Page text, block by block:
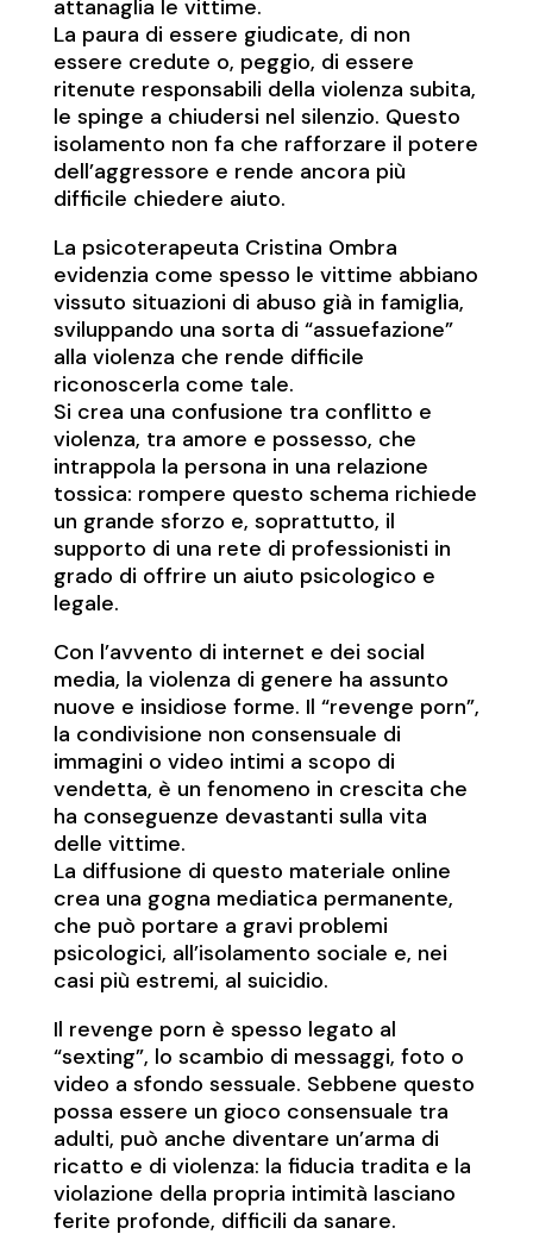
attanaglia le vittime.
La paura di essere giudicate, di non
essere credute o, peggio, di essere
ritenute responsabili della violenza subita,
le spinge a chiudersi nel silenzio. Questo
isolamento non fa che rafforzare il potere
dell’aggressore e rende ancora più
difficile chiedere aiuto.
La psicoterapeuta Cristina Ombra
evidenzia come spesso le vittime abbiano
vissuto situazioni di abuso già in famiglia,
sviluppando una sorta di “assuefazione”
alla violenza che rende difficile
riconoscerla come tale.
Si crea una confusione tra conflitto e
violenza, tra amore e possesso, che
intrappola la persona in una relazione
tossica: rompere questo schema richiede
un grande sforzo e, soprattutto, il
supporto di una rete di professionisti in
grado di offrire un aiuto psicologico e
legale.
Con l’avvento di internet e dei social
media, la violenza di genere ha assunto
nuove e insidiose forme. Il “revenge porn”,
la condivisione non consensuale di
immagini o video intimi a scopo di
vendetta, è un fenomeno in crescita che
ha conseguenze devastanti sulla vita
delle vittime.
La diffusione di questo materiale online
crea una gogna mediatica permanente,
che può portare a gravi problemi
psicologici, all’isolamento sociale e, nei
casi più estremi, al suicidio.
Il revenge porn è spesso legato al
“sexting”, lo scambio di messaggi, foto o
video a sfondo sessuale. Sebbene questo
possa essere un gioco consensuale tra
adulti, può anche diventare un’arma di
ricatto e di violenza: la fiducia tradita e la
violazione della propria intimità lasciano
ferite profonde, difficili da sanare.